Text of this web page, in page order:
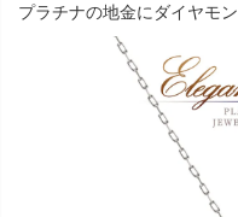
プラチナの地金にダイヤモ